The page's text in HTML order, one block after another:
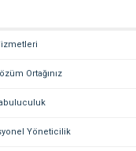
Ortağınız
Yöneticilik